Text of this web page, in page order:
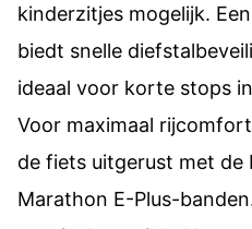
kinderzitjes mogelijk.
biedt snelle
ideaal voor korte stops
Voor maximaal
de fiets uitgerust met de
Marathon E-Plus-